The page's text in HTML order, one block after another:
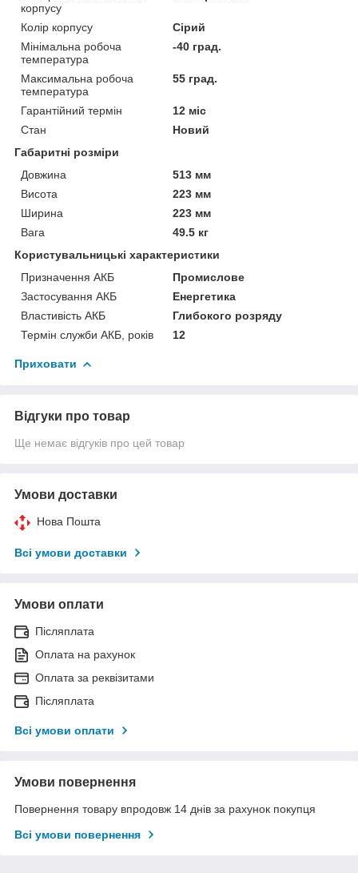
корпусу
Колір корпусу
Сірий
Мінімальна робоча
температура
-40 град.
Максимальна робоча
температура
55 град.
Гарантійний термін
12 міс
Стан
Новий
Габаритні розміри
Довжина
513 мм
Висота
223 мм
Ширина
223 мм
Вага
49.5 кг
Користувальницькі характеристики
Призначення АКБ
Промиcлове
Застосування АКБ
Енергетика
Властивість АКБ
Глибокого розряду
Термін служби АКБ, років
12
Приховати
Відгуки про товар
Ще немає відгуків про цей товар
Умови доставки
Нова Пошта
Всі умови доставки
Умови оплати
Післяплата
Оплата на рахунок
Оплата за реквізитами
Післяплата
Всі умови оплати
Умови повернення
Повернення товару впродовж 14 днів за рахунок покупця
Всі умови повернення